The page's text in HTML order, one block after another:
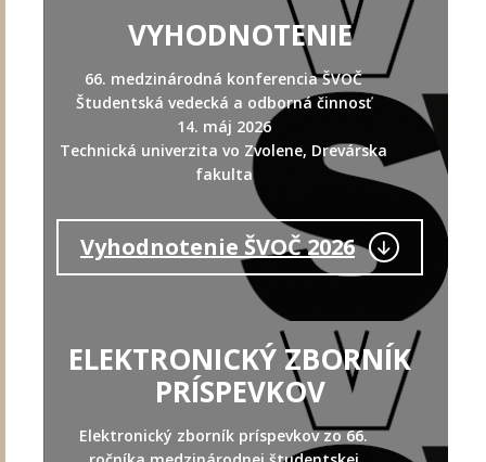
VYHODNOTENIE
66. medzinárodná konferencia ŠVOČ
Študentská vedecká a odborná činnosť
14. máj 2026
Technická univerzita vo Zvolene, Drevárska
fakulta
Vyhodnotenie ŠVOČ 2026
ELEKTRONICKÝ ZBORNÍK
PRÍSPEVKOV
Elektronický zborník príspevkov zo 66.